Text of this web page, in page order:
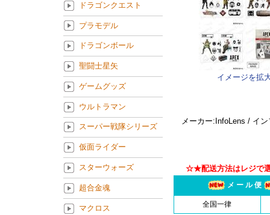
イメージを拡
メーカー:InfoLens / イ
☆★配送方法はレジで
メ ー ル 便
全国一律
ドラゴンクエスト
プラモデル
ドラゴンボール
聖闘士星矢
ゲームグッズ
ウルトラマン
スーパー戦隊シリーズ
仮面ライダー
スターウォーズ
超合金魂
マクロス